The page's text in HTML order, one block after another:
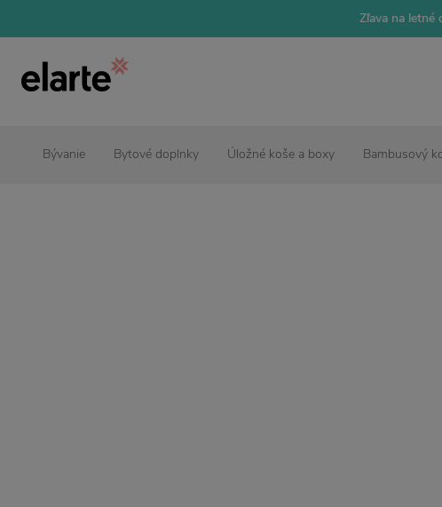
Zľava na letné
Bývanie Bytové doplnky Úložné koše a boxy Bambusový